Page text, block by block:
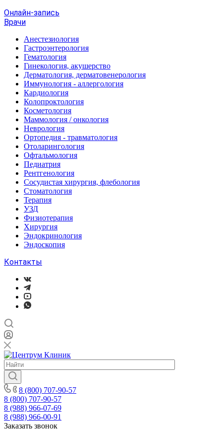
Онлайн-запись
Врачи
Анестезиология
Гастроэнтерология
Гематология
Гинекология, акушерство
Дерматология, дерматовенерология
Иммунология - аллергология
Кардиология
Колопроктология
Косметология
Маммология / онкология
Неврология
Ортопедия - травматология
Отоларингология
Офтальмология
Педиатрия
Рентгенология
Сосудистая хирургия, флебология
Стоматология
Терапия
УЗД
Физиотерапия
Хирургия
Эндокринология
Эндоскопия
Контакты
8 (800) 707-90-57
8 (800) 707-90-57
8 (988) 966-07-69
8 (988) 966-00-91
Заказать звонок